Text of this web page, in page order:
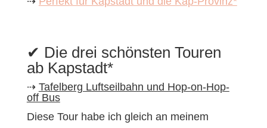
✔︎ Die drei schönsten Touren
ab Kapstadt*
⇢ Tafelberg Luftseilbahn und Hop-on-Hop-
off Bus
Diese Tour habe ich gleich an meinem